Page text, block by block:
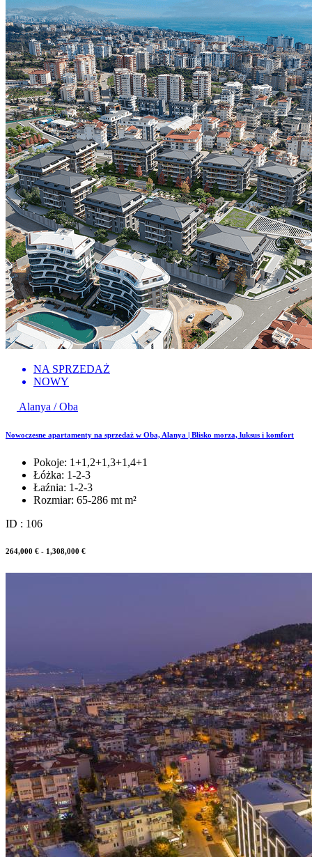
NA SPRZEDAŻ
NOWY
Alanya / Oba
Nowoczesne apartamenty na sprzedaż w Oba, Alanya | Blisko morza, luksus i komfort
Pokoje: 1+1,2+1,3+1,4+1
Łóżka: 1-2-3
Łaźnia: 1-2-3
Rozmiar: 65-286 mt m²
ID : 106
264,000 € - 1,308,000 €